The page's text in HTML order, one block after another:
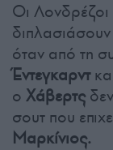
Οι Λονδρέζοι
όταν από τη
Έντεγκαρντ
ο Χάβερτς
σουτ που
Μαρκίνιος.